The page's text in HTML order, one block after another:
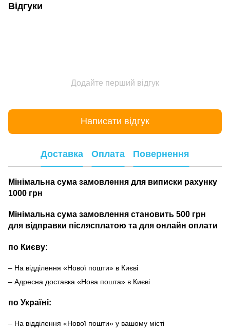
Відгуки
Додайте перший відгук
Написати відгук
Доставка Оплата Повернення
Мінімальна сума замовлення для виписки рахунку
1000 грн
Мінімальна сума замовлення становить 500 грн
для відправки післясплатою та для онлайн оплати
по Києву:
– На відділення «Нової пошти» в Києві
– Адресна доставка «Нова пошта» в Києві
по Україні:
– На відділення «Нової пошти» у вашому місті